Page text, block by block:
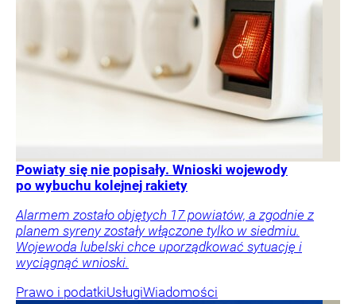
Powiaty się nie popisały. Wnioski wojewody
po wybuchu kolejnej rakiety
Alarmem zostało objętych 17 powiatów, a zgodnie z
planem syreny zostały włączone tylko w siedmiu.
Wojewoda lubelski chce uporządkować sytuację i
wyciągnąć wnioski.
Prawo i podatkiUsługiWiadomości